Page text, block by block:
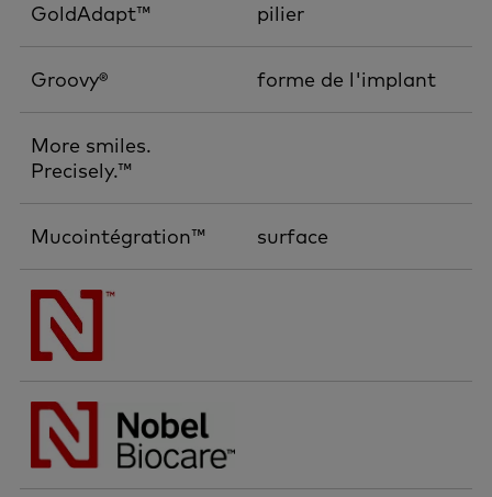
GoldAdapt™ pilier
Groovy® forme de l'implant
More smiles.
Precisely.™
Mucointégration™ surface